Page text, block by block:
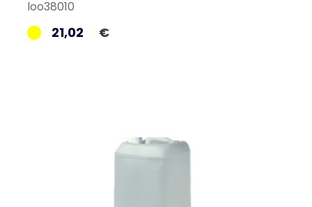
loo38010
21,02 €